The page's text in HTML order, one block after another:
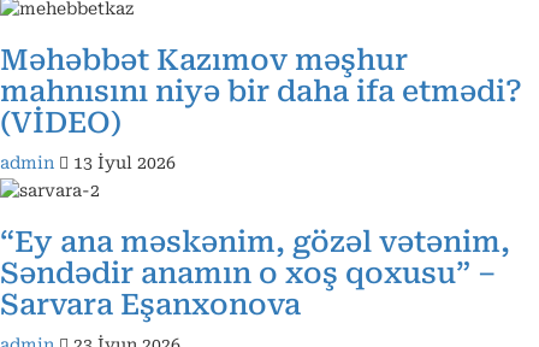
Məhəbbət Kazımov məşhur
mahnısını niyə bir daha ifa etmədi?
(VİDEO)
admin 13 İyul 2026
“Ey ana məskənim, gözəl vətənim,
Səndədir anamın o xoş qoxusu” –
Sarvara Eşanxonova